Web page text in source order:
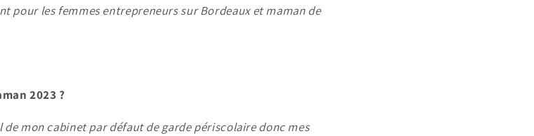
pour les femmes entrepreneurs sur Bordeaux et maman de
2023 ?
mon cabinet par défaut de garde périscolaire donc mes